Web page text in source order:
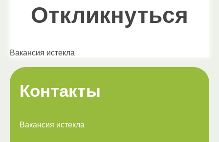
Откликнуться
Вакансия истекла
Контакты
Вакансия истекла